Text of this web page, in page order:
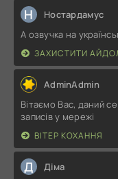
Н Ностардамус
А озвучка на
ЗАХИСТИТИ
AdminAdmin
Вітаємо Вас, даний
записів у мережі
ВІТЕР КОХАННЯ
Д Діма